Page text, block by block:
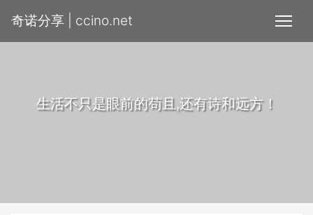
奇诺分享 | ccino.net
生活不只是眼前的苟且,还有诗和远方！